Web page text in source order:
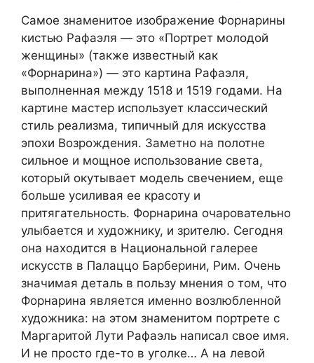
Самое знаменитое изображение Форнарины
кистью Рафаэля — это «Портрет молодой
женщины» (также известный как
«Форнарина») — это картина Рафаэля,
выполненная между 1518 и 1519 годами. На
картине мастер использует классический
стиль реализма, типичный для искусства
эпохи Возрождения. Заметно на полотне
сильное и мощное использование света,
который окутывает модель свечением, еще
больше усиливая ее красоту и
притягательность. Форнарина очаровательно
улыбается и художнику, и зрителю. Сегодня
она находится в Национальной галерее
искусств в Палаццо Барберини, Рим. Очень
значимая деталь в пользу мнения о том, что
Форнарина является именно возлюбленной
художника: на этом знаменитом портрете с
Маргаритой Лути Рафаэль написал свое имя.
И не просто где-то в уголке… А на левой